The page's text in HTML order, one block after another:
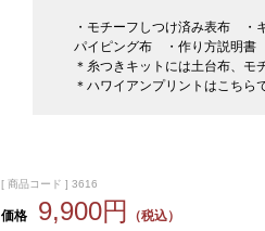
・モチーフしつけ済み表布
パイピング布 ・作り方説明書
＊糸つきキットには土台布、モ
＊ハワイアンプリントはこちら
[ 商品コード ] 3616
価格 9,900円
（税込）